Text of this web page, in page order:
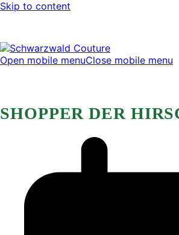
Skip to content
Open mobile menuClose mobile menu
SHOPPER DER